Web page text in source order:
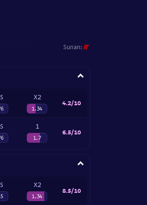
Sunan:
X2
1.34
4.2/10
1
1.7
6.5/10
X2
1.34
8.5/10